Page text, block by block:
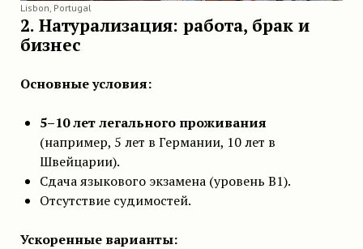
Lisbon, Portugal
2. Натурализация: работа, брак и
бизнес
Основные условия:
5–10 лет легального проживания
(например, 5 лет в Германии, 10 лет в
Швейцарии).
Сдача языкового экзамена (уровень B1).
Отсутствие судимостей.
Ускоренные варианты: